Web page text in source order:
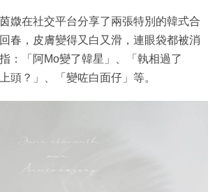
媺在社交平台分享了兩張特別的韓式合
春，皮膚變得又白又滑，連眼袋都被消
：「阿Mo變了韓星」、「執相過了
頭？」、「變咗白面仔」等。